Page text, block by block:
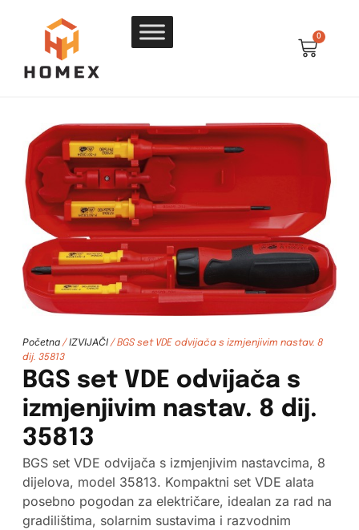
0
Početna/ IZVIJAČI/ BGS set VDE odvijača s izmjenjivim nastav. 8
dij. 35813
BGS set VDE odvijača s
izmjenjivim nastav. 8 dij.
35813
BGS set VDE odvijača s izmjenjivim nastavcima, 8
dijelova, model 35813. Kompaktni set VDE alata
posebno pogodan za električare, idealan za rad na
gradilištima, solarnim sustavima i razvodnim